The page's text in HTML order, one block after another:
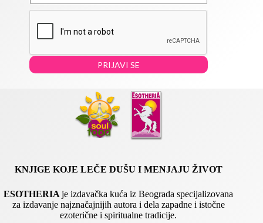
*
m
PRIJAVI SE
KNJIGE KOJE LEČE DUŠU I MENJAJU ŽIVOT
ESOTHERIAje izdavačka kuća iz Beograda specijalizovana
za izdavanje najznačajnijih autora i dela zapadne i istočne
ezoterične i spiritualne tradicije.